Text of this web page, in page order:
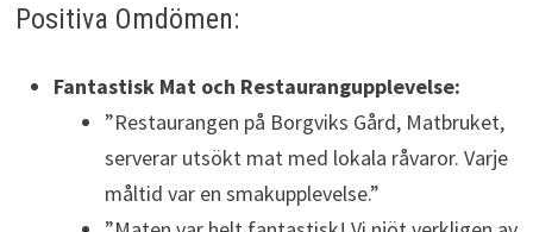
Positiva Omdömen:
Fantastisk Mat och Restaurangupplevelse:
”Restaurangen på Borgviks Gård, Matbruket,
serverar utsökt mat med lokala råvaror. Varje
måltid var en smakupplevelse.”